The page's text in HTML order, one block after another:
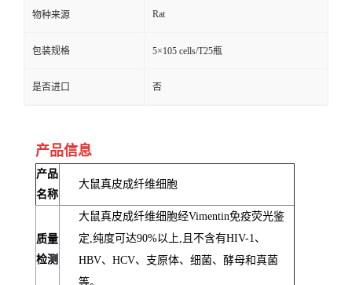
物种来源 Rat
包装规格 5×105 cells/T25瓶
是否进口 否
产品信息
产品
名称
大鼠真皮成纤维细胞
质量
检测
大鼠真皮成纤维细胞经Vimentin免疫荧光鉴
定,纯度可达90%以上,且不含有HIV-1、
HBV、HCV、支原体、细菌、酵母和真菌
等。